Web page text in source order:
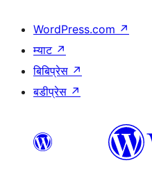
WordPress.com ↗
म्याट ↗
बिबिप्रेस ↗
बडीप्रेस ↗